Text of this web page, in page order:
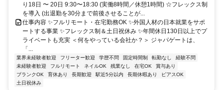
り18日 〜 20日 9:30〜18:30 (実働8時間／休憩1時間) ☆フレックス制
を導入 (出退勤を30分まで前後させることが...
仕事内容 ✨フルリモート・在宅勤務OK ✨外国人材の日本就業をサポ
ートする事業 ✨フレックス制＆土日祝休み ✨年間休日130日以上でプ
ライベートも充実 ＜何をやっている会社か？＞ ジャパゲートは、
「...
業界未経験者歓迎 フリーター歓迎 学歴不問 固定時間制 転勤なし
経験不問
未経験者歓迎
フルリモート ネイルOK 残業なし 在宅OK
賞与あり
ブランクOK
育休あり 長期歓迎 駅近5分以内 長期休暇あり
ピアスOK
土日祝休み